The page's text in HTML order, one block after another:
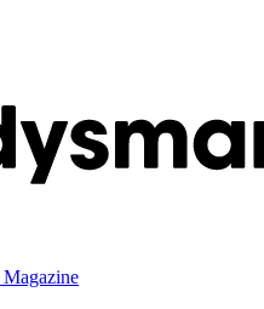
Magazine